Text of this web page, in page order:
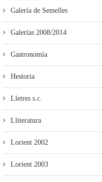
Galería de Semelles
Galerías 2008/2014
Gastronomía
Hestoria
Lletres s.c.
Lliteratura
Lorient 2002
Lorient 2003